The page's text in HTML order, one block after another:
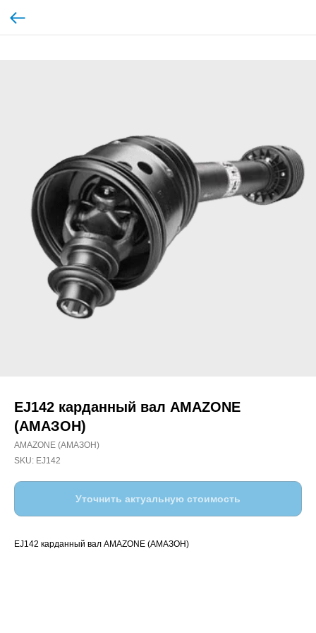
EJ142 карданный вал AMAZONE
(АМАЗОН)
AMAZONE (АМАЗОН)
SKU: EJ142
Уточнить актуальную стоимость
EJ142 карданный вал AMAZONE (АМАЗОН)